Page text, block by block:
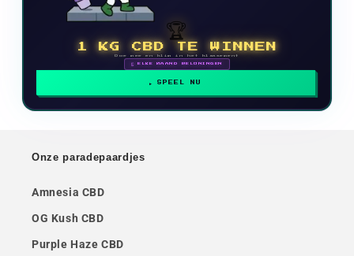
🏆
1 KG CBD TE WINNEN
Doe mee en klim in het klassement
🗓 ELKE MAAND BELONINGEN
SPEEL NU
Onze paradepaardjes
Amnesia CBD
OG Kush CBD
Purple Haze CBD